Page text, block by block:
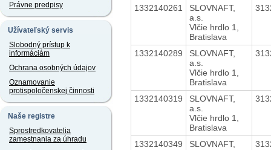
Právne predpisy
Užívateľský servis
Slobodný prístup k
informáciám
Ochrana osobných údajov
Oznamovanie
protispoločenskej činnosti
Naše registre
Sprostredkovatelia
zamestnania za úhradu
1332140261
SLOVNAFT,
a.s.
Vlčie hrdlo 1,
Bratislava
1332140289
SLOVNAFT,
a.s.
Vlčie hrdlo 1,
Bratislava
1332140319
SLOVNAFT,
a.s.
Vlčie hrdlo 1,
Bratislava
1332140349
SLOVNAFT,